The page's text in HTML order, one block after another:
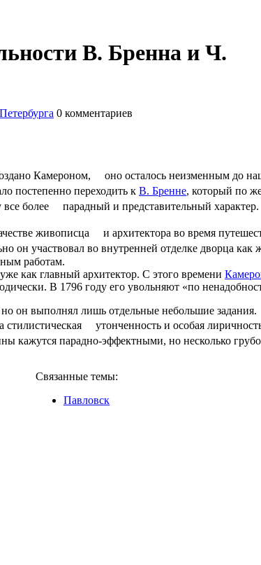
В. Бренна и Ч.
0 комментариев
Камероном, оно осталось неизменным до
постепенно переходить к В. Бренне, который по
все более парадный и представительный характер.
живописца и архитектора во время
он участвовал во внутренней отделке дворца как
работам.
как главный архитектор. С этого времени
В 1796 году его увольняют «по
он выполнял лишь отдельные небольшие задания.
стилистическая утонченность и особая
кажутся парадно-эффектными, но несколько
Связанные темы:
Павловск